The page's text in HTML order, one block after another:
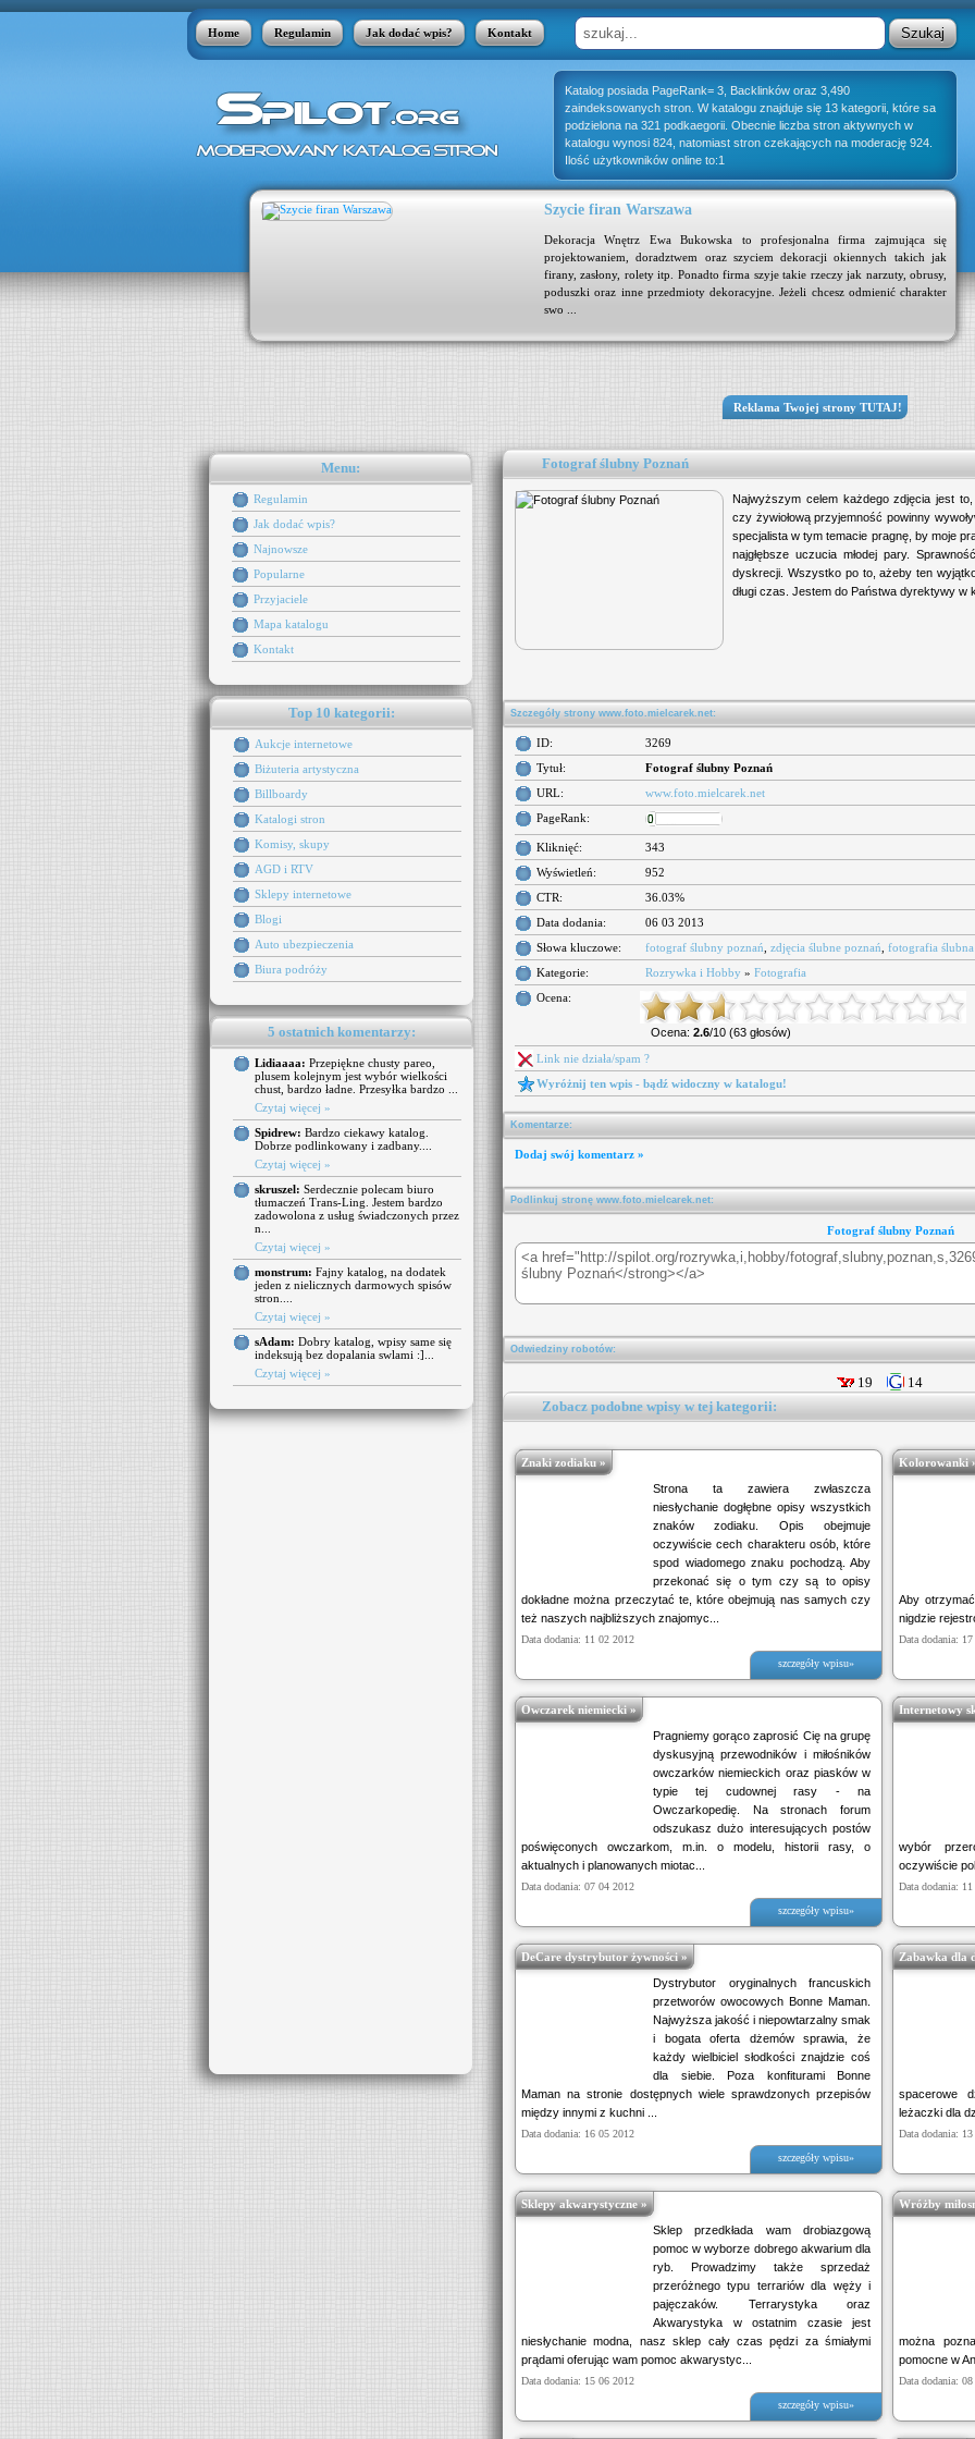
Home Regulamin Jak dodać wpis? Kontakt
Katalog posiada PageRank= 3, Backlinków oraz 3,490
zaindeksowanych stron. W katalogu znajduje się 13 kategorii, które sa
podzielona na 321 podkaegorii. Obecnie liczba stron aktywnych w
katalogu wynosi 824, natomiast stron czekających na moderację 924.
Ilość użytkowników online to:1
atakuje nastolatków. Zdarza się
apteczne w postaci płynów nie radzą
Szycie firan Warszawa
Dekoracja Wnętrz Ewa Bukowska to profesjonalna firma zajmująca się
projektowaniem, doradztwem oraz szyciem dekoracji okiennych takich jak
firany, zasłony, rolety itp. Ponadto firma szyje takie rzeczy jak narzuty, obrusy,
poduszki oraz inne przedmioty dekoracyjne. Jeżeli chcesz odmienić charakter
swo ...
Reklama Twojej strony TUTAJ!
Menu:
Regulamin
Jak dodać wpis?
Najnowsze
Popularne
Przyjaciele
Mapa katalogu
Kontakt
Top 10 kategorii:
Aukcje internetowe
Biżuteria artystyczna
Billboardy
Katalogi stron
Komisy, skupy
AGD i RTV
Sklepy internetowe
Blogi
Auto ubezpieczenia
Biura podróży
5 ostatnich komentarzy:
Lidiaaaa: Przepiękne chusty pareo,
plusem kolejnym jest wybór wielkości
chust, bardzo ładne. Przesyłka bardzo ...
Czytaj więcej »
Spidrew: Bardzo ciekawy katalog.
Dobrze podlinkowany i zadbany....
Czytaj więcej »
skruszel: Serdecznie polecam biuro
tłumaczeń Trans-Ling. Jestem bardzo
zadowolona z usług świadczonych przez
n...
Czytaj więcej »
monstrum: Fajny katalog, na dodatek
jeden z nielicznych darmowych spisów
stron....
Czytaj więcej »
sAdam: Dobry katalog, wpisy same się
indeksują bez dopalania swlami :]...
Czytaj więcej »
Fotograf ślubny Poznań
Najwyższym celem każdego zdjęcia jest
czy żywiołową przyjemność powinny
specjalista w tym temacie pragnę, by moje
najgłębsze uczucia młodej pary.
dyskrecji. Wszystko po to, ażeby ten
długi czas. Jestem do Państwa dyrektywy
Szczegóły strony www.foto.mielcarek.net:
ID:
3269
Tytuł:
Fotograf ślubny Poznań
URL:
www.foto.mielcarek.net
PageRank:
Kliknięć:
343
Wyświetleń:
952
CTR:
36.03%
Data dodania:
06 03 2013
Słowa kluczowe:
fotograf ślubny poznań zdjęcia ślubne poznań fotografia
Kategorie:
Rozrywka i Hobby » Fotografia
Ocena:
Ocena: 2.6/10 (63 głosów)
Link nie działa/spam ?
Wyróżnij ten wpis - bądź widoczny w katalogu!
Komentarze:
Dodaj swój komentarz »
Podlinkuj stronę www.foto.mielcarek.net:
Fotograf ślubny Poznań
Odwiedziny robotów:
19
14
Zobacz podobne wpisy w tej kategorii:
szczegóły wpisu»
Znaki zodiaku »
Strona ta zawiera zwłaszcza
niesłychanie dogłębne opisy wszystkich
znaków zodiaku. Opis obejmuje
oczywiście cech charakteru osób, które
spod wiadomego znaku pochodzą. Aby
przekonać się o tym czy są to opisy
dokładne można przeczytać te, które obejmują nas samych czy
też naszych najbliższych znajomyc...
Data dodania: 11 02 2012
Kolorowanki
Aby
nigdzie
Data dodania:
szczegóły wpisu»
Owczarek niemiecki »
Pragniemy gorąco zaprosić Cię na grupę
dyskusyjną przewodników i miłośników
owczarków niemieckich oraz piasków w
typie tej cudownej rasy - na
Owczarkopedię. Na stronach forum
odszukasz dużo interesujących postów
poświęconych owczarkom, m.in. o modelu, historii rasy, o
aktualnych i planowanych miotac...
Data dodania: 07 04 2012
Internetowy
wybór
oczywiście
Data dodania:
szczegóły wpisu»
DeCare dystrybutor żywności »
Dystrybutor oryginalnych francuskich
przetworów owocowych Bonne Maman.
Najwyższa jakość i niepowtarzalny smak
i bogata oferta dżemów sprawia, że
każdy wielbiciel słodkości znajdzie coś
dla siebie. Poza konfiturami Bonne
Maman na stronie dostępnych wiele sprawdzonych przepisów
między innymi z kuchni ...
Data dodania: 16 05 2012
Zabawka dla
spacerowe
leżaczki dla
Data dodania:
szczegóły wpisu»
Sklepy akwarystyczne »
Sklep przedkłada wam drobiazgową
pomoc w wyborze dobrego akwarium dla
ryb. Prowadzimy także sprzedaż
przeróżnego typu terrariów dla węży i
pajęczaków. Terrarystyka oraz
Akwarystyka w ostatnim czasie jest
niesłychanie modna, nasz sklep cały czas pędzi za śmiałymi
prądami oferując wam pomoc akwarystyc...
Data dodania: 15 06 2012
Wróżby
można
pomocne w
Data dodania: